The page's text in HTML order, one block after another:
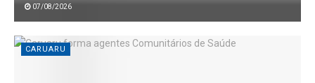
07/08/2026
CARUARU